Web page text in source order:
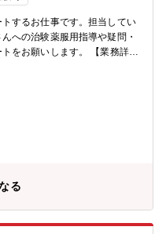
するお仕事です。担当してい
への治験薬服用指導や疑問・
いします。 【業務詳
内スタッフとの調整 ■検査・
も業界のリーディングカンパ
年間400試験以上です。
る